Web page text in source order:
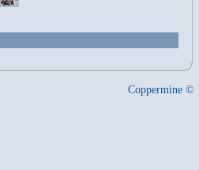
Coppermine ©